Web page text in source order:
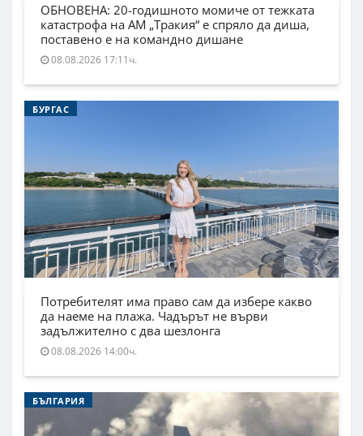
ОБНОВЕНА: 20-годишното момиче от тежката
катастрофа на АМ „Тракия“ е спряло да диша,
поставено е на командно дишане
08.08.2026 17:11ч.
БУРГАС
Потребителят има право сам да избере какво
да наеме на плажа. Чадърът не върви
задължително с два шезлонга
08.08.2026 14:00ч.
БЪЛГАРИЯ